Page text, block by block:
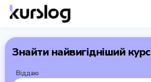
Знайти найвигідніший курс
Віддаю